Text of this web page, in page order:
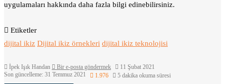
uygulamaları hakkında daha fazla bilgi edinebilirsiniz.
Etiketler
dijital ikiz Dijital ikiz örnekleri dijital ikiz teknolojisi
İpek Işık Handan Bir e-posta göndermek
11 Şubat 2021
Son güncelleme: 31 Temmuz 2021
1.976 5 dakika okuma süresi